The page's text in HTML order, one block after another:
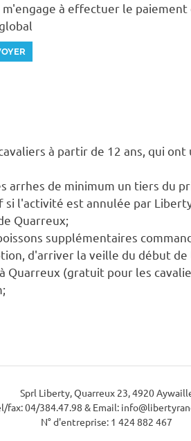
m'engage à effectuer le
à partir de 12 ans, qui
arrhes de minimum un tiers du
si l'activité est annulée par
Quarreux;
supplémentaires
d'arriver la veille du début
(gratuit pour les
Sprl Liberty, Quarreux 23, 4920
fax: 04/384.47.98 & Email:
N° d'entreprise: 1 424 882 467